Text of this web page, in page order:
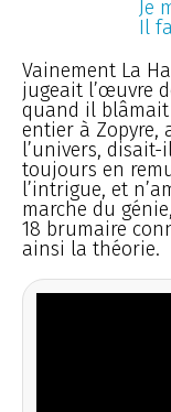
Je
Il
Vainement La
jugeait l’œuvre
quand il blâmait
entier à Zopyre,
l’univers,
toujours en
l’intrigue, et
marche du
18 brumaire
ainsi la théorie.